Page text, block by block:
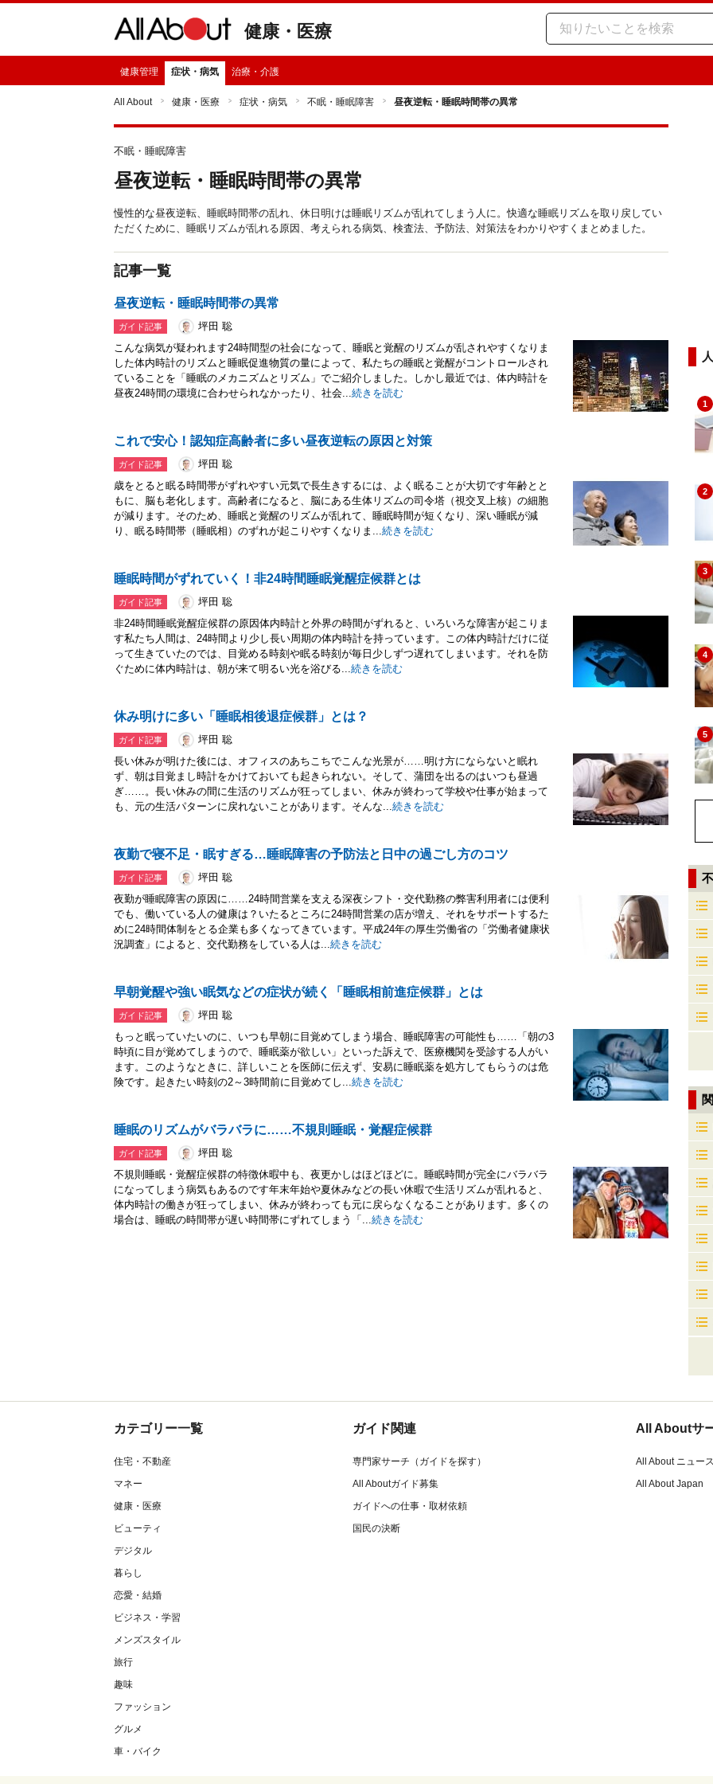
健康・医療
健康管理 症状・病気 治療・介護
All About 健康・医療 症状・病気 不眠・睡眠障害 昼夜逆転・睡眠時間帯の異常
不眠・睡眠障害
昼夜逆転・睡眠時間帯の異常
慢性的な昼夜逆転、睡眠時間帯の乱れ、休日明けは睡眠リズムが乱れてしまう人に。快適な睡眠リズムを取り戻してい
ただくために、睡眠リズムが乱れる原因、考えられる病気、検査法、予防法、対策法をわかりやすくまとめました。
記事一覧
昼夜逆転・睡眠時間帯の異常
ガイド記事
坪田 聡
こんな病気が疑われます24時間型の社会になって、睡眠と覚醒のリズムが乱されやすくなりま
した体内時計のリズムと睡眠促進物質の量によって、私たちの睡眠と覚醒がコントロールされ
ていることを「睡眠のメカニズムとリズム」でご紹介しました。しかし最近では、体内時計を
昼夜24時間の環境に合わせられなかったり、社会...続きを読む
これで安心！認知症高齢者に多い昼夜逆転の原因と対策
ガイド記事
坪田 聡
歳をとると眠る時間帯がずれやすい元気で長生きするには、よく眠ることが大切です年齢とと
もに、脳も老化します。高齢者になると、脳にある生体リズムの司令塔（視交叉上核）の細胞
が減ります。そのため、睡眠と覚醒のリズムが乱れて、睡眠時間が短くなり、深い睡眠が減
り、眠る時間帯（睡眠相）のずれが起こりやすくなりま...続きを読む
睡眠時間がずれていく！非24時間睡眠覚醒症候群とは
ガイド記事
坪田 聡
非24時間睡眠覚醒症候群の原因体内時計と外界の時間がずれると、いろいろな障害が起こりま
す私たち人間は、24時間より少し長い周期の体内時計を持っています。この体内時計だけに従
って生きていたのでは、目覚める時刻や眠る時刻が毎日少しずつ遅れてしまいます。それを防
ぐために体内時計は、朝が来て明るい光を浴びる...続きを読む
休み明けに多い「睡眠相後退症候群」とは？
ガイド記事
坪田 聡
長い休みが明けた後には、オフィスのあちこちでこんな光景が……明け方にならないと眠れ
ず、朝は目覚まし時計をかけておいても起きられない。そして、蒲団を出るのはいつも昼過
ぎ……。長い休みの間に生活のリズムが狂ってしまい、休みが終わって学校や仕事が始まって
も、元の生活パターンに戻れないことがあります。そんな...続きを読む
夜勤で寝不足・眠すぎる…睡眠障害の予防法と日中の過ごし方のコツ
ガイド記事
坪田 聡
夜勤が睡眠障害の原因に……24時間営業を支える深夜シフト・交代勤務の弊害利用者には便利
でも、働いている人の健康は？いたるところに24時間営業の店が増え、それをサポートするた
めに24時間体制をとる企業も多くなってきています。平成24年の厚生労働省の「労働者健康状
況調査」によると、交代勤務をしている人は...続きを読む
早朝覚醒や強い眠気などの症状が続く「睡眠相前進症候群」とは
ガイド記事
坪田 聡
もっと眠っていたいのに、いつも早朝に目覚めてしまう場合、睡眠障害の可能性も……「朝の3
時頃に目が覚めてしまうので、睡眠薬が欲しい」といった訴えで、医療機関を受診する人がい
ます。このようなときに、詳しいことを医師に伝えず、安易に睡眠薬を処方してもらうのは危
険です。起きたい時刻の2～3時間前に目覚めてし...続きを読む
睡眠のリズムがバラバラに……不規則睡眠・覚醒症候群
ガイド記事
坪田 聡
不規則睡眠・覚醒症候群の特徴休暇中も、夜更かしはほどほどに。睡眠時間が完全にバラバラ
になってしまう病気もあるのです年末年始や夏休みなどの長い休暇で生活リズムが乱れると、
体内時計の働きが狂ってしまい、休みが終わっても元に戻らなくなることがあります。多くの
場合は、睡眠の時間帯が遅い時間帯にずれてしまう「...続きを読む
1
2
3
4
5
カテゴリー一覧
住宅・不動産
マネー
健康・医療
ビューティ
デジタル
暮らし
恋愛・結婚
ビジネス・学習
メンズスタイル
旅行
趣味
ファッション
グルメ
車・バイク
ガイド関連
専門家サーチ（ガイドを探す）
All Aboutガイド募集
ガイドへの仕事・取材依頼
国民の決断
All Aboutサ
All About ニュース
All About Japan